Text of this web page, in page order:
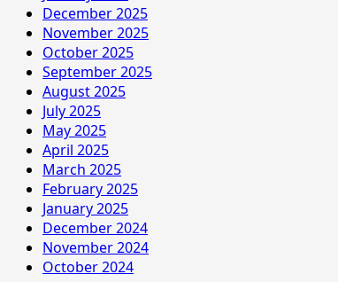
December 2025
November 2025
October 2025
September 2025
August 2025
July 2025
May 2025
April 2025
March 2025
February 2025
January 2025
December 2024
November 2024
October 2024